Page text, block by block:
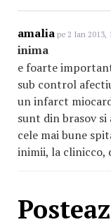
amalia pe 2 Ian 2013,
inima
e foarte
sub control
un infarct
sunt din brasov
cele mai bune
inimii, la clinicco,